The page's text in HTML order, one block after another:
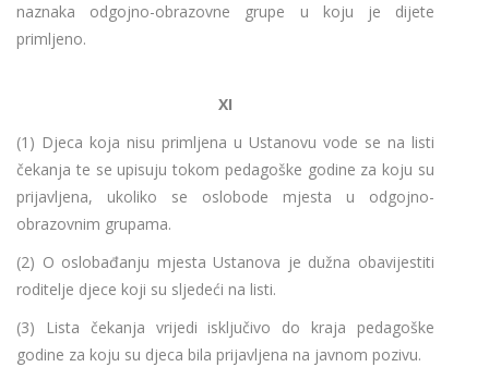
naznaka odgojno-obrazovne grupe u koju je dijete
primljeno.
XI
(1) Djeca koja nisu primljena u Ustanovu vode se na listi
čekanja te se upisuju tokom pedagoške godine za koju su
prijavljena, ukoliko se oslobode mjesta u odgojno-
obrazovnim grupama.
(2) O oslobađanju mjesta Ustanova je dužna obavijestiti
roditelje djece koji su sljedeći na listi.
(3) Lista čekanja vrijedi isključivo do kraja pedagoške
godine za koju su djeca bila prijavljena na javnom pozivu.